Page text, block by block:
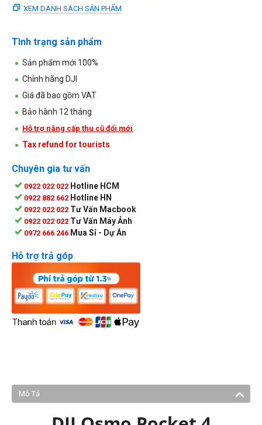
XEM DANH SÁCH SẢN PHẨM
Tình trạng sản phẩm
Sản phẩm mới 100%
Chính hãng DJI
Giá đã bao gồm VAT
Bảo hành 12 tháng
Hỗ trợ nâng cấp thu cũ đổi mới
Tax refund for tourists
Chuyên gia tư vấn
0922 022 022 Hotline HCM
0922 882 662 Hotline HN
0922 022 022 Tư Vấn Macbook
0922 022 022 Tư Vấn Máy Ảnh
0972 666 246 Mua Sỉ - Dự Án
Hỗ trợ trả góp
Mô Tả